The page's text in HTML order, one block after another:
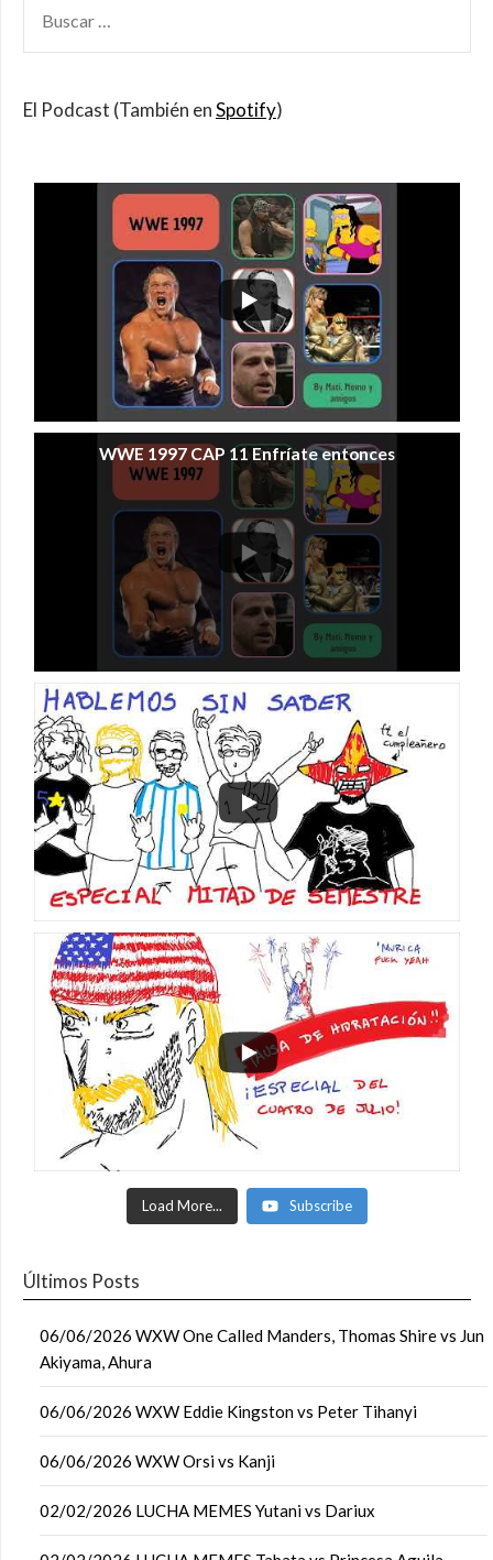
POR:
El Podcast (También enSpotify)
WWE 1997 CAP 11 Enfríate entonces
Load More... Subscribe
Últimos Posts
06/06/2026 WXW One Called Manders, Thomas Shire vs Jun
Akiyama, Ahura
06/06/2026 WXW Eddie Kingston vs Peter Tihanyi
06/06/2026 WXW Orsi vs Kanji
02/02/2026 LUCHA MEMES Yutani vs Dariux